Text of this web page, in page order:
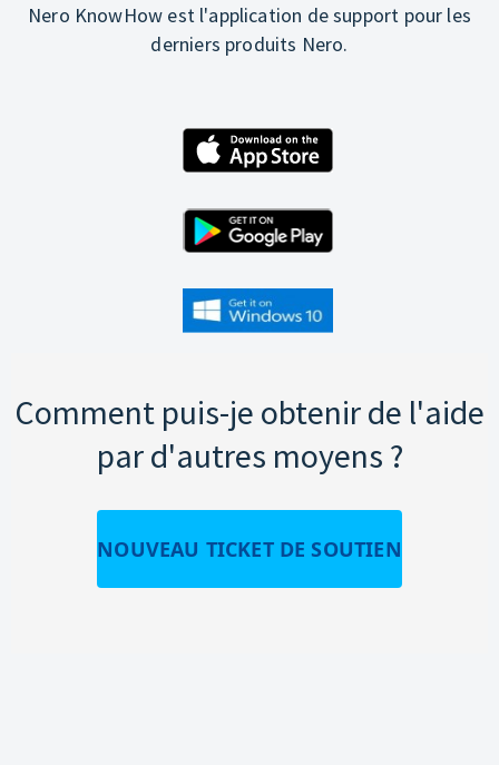
Nero KnowHow est l'application de support pour les
derniers produits Nero.
Comment puis-je obtenir de l'aide
par d'autres moyens ?
NOUVEAU TICKET DE SOUTIEN